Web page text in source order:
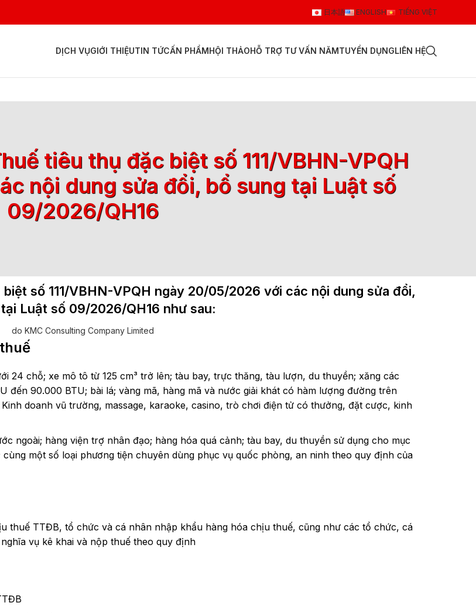
日本語 ENGLISH TIẾNG VIỆT
DỊCH VỤGIỚI THIỆUTIN TỨCẤN PHẨMHỘI THẢOHỖ TRỢ TƯ VẤN NĂMTUYỂN DỤNGLIÊN HỆ
tiêu thụ đặc biệt số 111/VBHN-VPQH
nội dung sửa đổi, bổ sung tại Luật số
09/2026/QH16
số 111/VBHN-VPQH ngày 20/05/2026 với các nội dung sửa đổi,
Luật số 09/2026/QH16 như sau:
do KMC Consulting Company Limited
24 chỗ; xe mô tô từ 125 cm³ trở lên; tàu bay, trực thăng, tàu lượn, du thuyền; xăng các
đến 90.000 BTU; bài lá; vàng mã, hàng mã và nước giải khát có hàm lượng đường trên
doanh vũ trường, massage, karaoke, casino, trò chơi điện tử có thưởng, đặt cược, kinh
ngoài; hàng viện trợ nhân đạo; hàng hóa quá cảnh; tàu bay, du thuyền sử dụng cho mục
một số loại phương tiện chuyên dùng phục vụ quốc phòng, an ninh theo quy định của
thuế TTĐB, tổ chức và cá nhân nhập khẩu hàng hóa chịu thuế, cũng như các tổ chức, cá
vụ kê khai và nộp thuế theo quy định